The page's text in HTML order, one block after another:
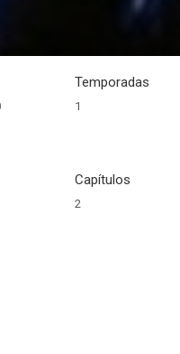
Temporadas
1
Capítulos
2